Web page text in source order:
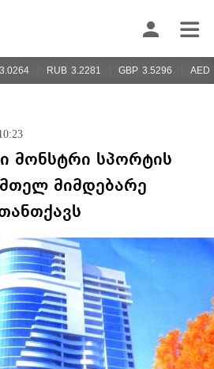
3.0264 RUB 3.2281 GBP 3.5296 AED
მონსტრი სპორტის
მიმდებარე